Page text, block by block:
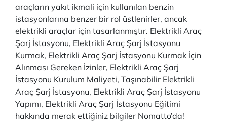
araçların yakıt ikmali için kullanılan benzin
istasyonlarına benzer bir rol üstlenirler, ancak
elektrikli araçlar için tasarlanmıştır. Elektrikli Araç
Şarj İstasyonu, Elektrikli Araç Şarj İstasyonu
Kurmak, Elektrikli Araç Şarj İstasyonu Kurmak İçin
Alınması Gereken İzinler, Elektrikli Araç Şarj
İstasyonu Kurulum Maliyeti, Taşınabilir Elektrikli
Araç Şarj İstasyonu, Elektrikli Araç Şarj İstasyonu
Yapımı, Elektrikli Araç Şarj İstasyonu Eğitimi
hakkında merak ettiğiniz bilgiler Nomatto’da!